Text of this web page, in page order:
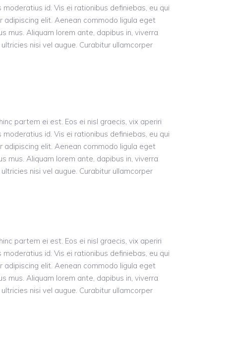
id. Vis ei rationibus definiebas, eu qui
elit. Aenean commodo ligula eget
mus. Aliquam lorem ante, dapibus in, viverra
nisi vel augue. Curabitur ullamcorper
partem ei est. Eos ei nisl graecis, vix aperiri
id. Vis ei rationibus definiebas, eu qui
elit. Aenean commodo ligula eget
mus. Aliquam lorem ante, dapibus in, viverra
nisi vel augue. Curabitur ullamcorper
partem ei est. Eos ei nisl graecis, vix aperiri
id. Vis ei rationibus definiebas, eu qui
elit. Aenean commodo ligula eget
mus. Aliquam lorem ante, dapibus in, viverra
nisi vel augue. Curabitur ullamcorper